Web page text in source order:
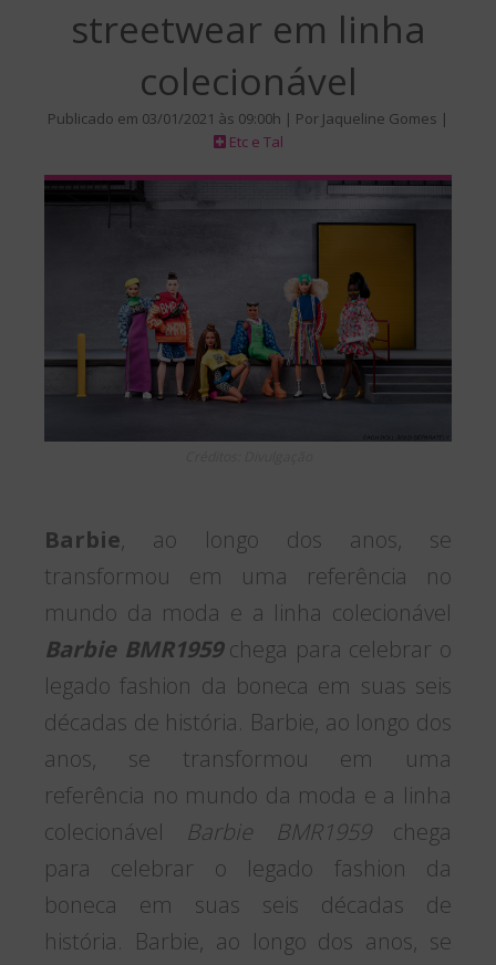
streetwear em linha
colecionável
Publicado em 03/01/2021 às 09:00h | Por Jaqueline Gomes |
Etc e Tal
Barbie, ao longo dos anos, se
transformou em uma referência no
mundo da moda e a linha colecionável
Barbie BMR1959 chega para celebrar o
legado fashion da boneca em suas seis
décadas de história. Barbie, ao longo dos
anos, se transformou em uma
referência no mundo da moda e a linha
colecionável Barbie BMR1959chega
para celebrar o legado fashion da
boneca em suas seis décadas de
história. Barbie, ao longo dos anos, se